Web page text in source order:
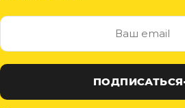
ПОДПИСАТЬСЯ